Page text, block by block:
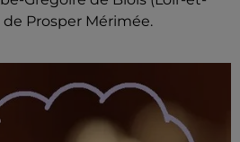
Prosper Mérimée.